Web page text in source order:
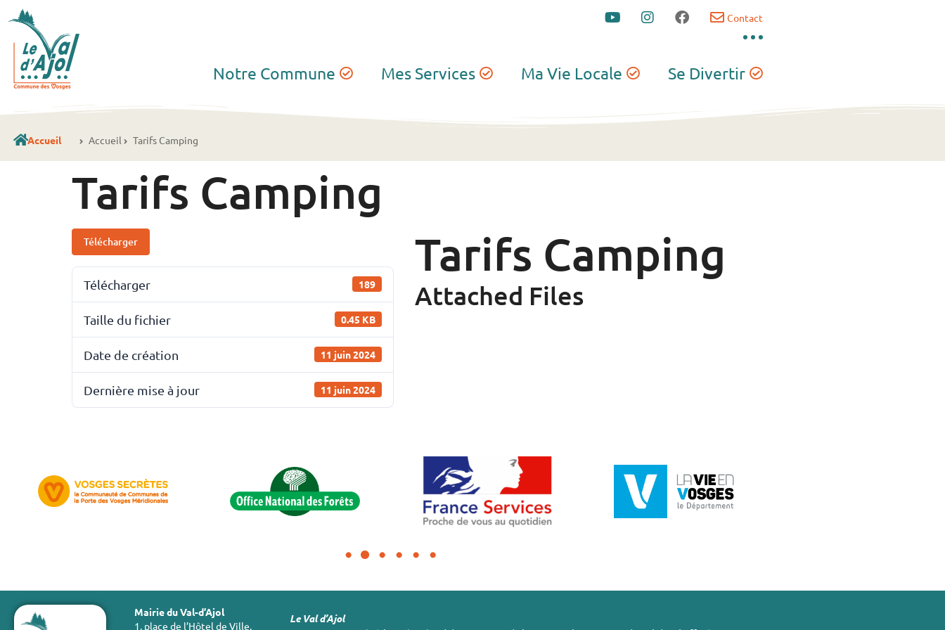
Contact
Notre Commune Mes Services Ma Vie Locale Se Divertir
Accueil Accueil Tarifs Camping
Tarifs Camping
Télécharger
Télécharger 189
Taille du fichier 0.45 KB
Date de création 11 juin 2024
Dernière mise à jour 11 juin 2024
Tarifs Camping
Attached Files
Mairie du Val-d’Ajol
1, place de l’Hôtel de Ville,
Le Val d’Ajol